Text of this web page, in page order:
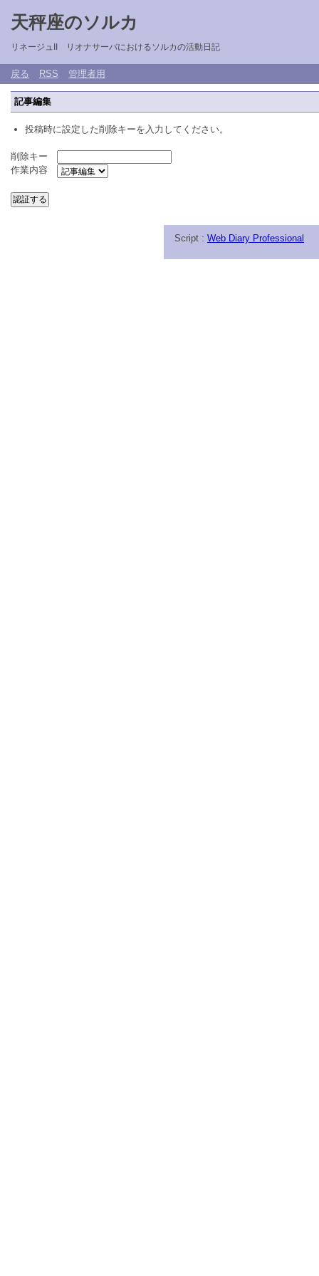
天秤座のソルカ
リネージュII リオナサーバにおけるソルカの活動日記
戻る RSS 管理者用
記事編集
投稿時に設定した削除キーを入力してください。
削除キー
作業内容
Script : Web Diary Professional